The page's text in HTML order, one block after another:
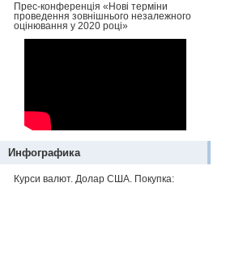
Прес-конференція «Нові терміни
проведення зовнішнього незалежного
оцінювання у 2020 році»
Инфографика
Курси валют. Долар США. Покупка: